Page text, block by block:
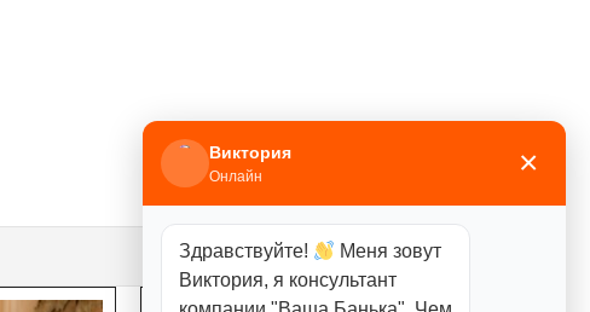
Виктория
Онлайн ×
Здравствуйте!
Меня зовут
Виктория, я консультант